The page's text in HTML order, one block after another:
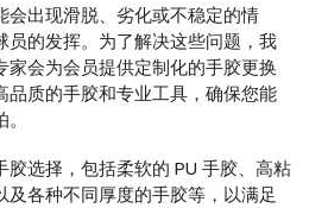
会出现滑脱、劣化或不稳定的情
员的发挥。为了解决这些问题，我
家会为会员提供定制化的手胶更换
品质的手胶和专业工具，确保您能
胶选择，包括柔软的 PU 手胶、高粘
及各种不同厚度的手胶等，以满足